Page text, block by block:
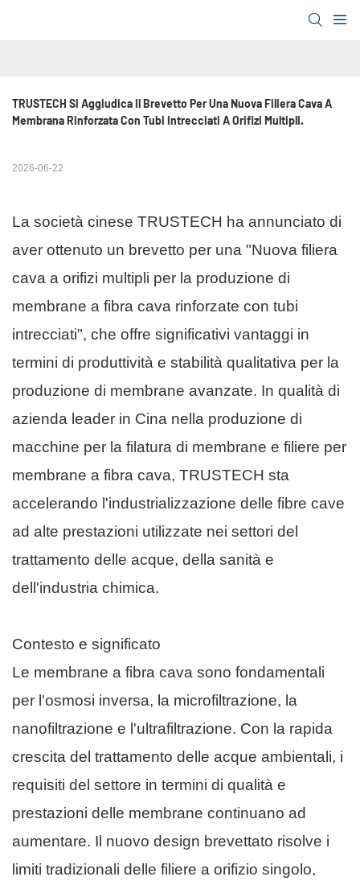
TRUSTECH Si Aggiudica Il Brevetto Per Una Nuova Filiera Cava A
Membrana Rinforzata Con Tubi Intrecciati A Orifizi Multipli.
2026-06-22
La società cinese TRUSTECH ha annunciato di
aver ottenuto un brevetto per una "Nuova filiera
cava a orifizi multipli per la produzione di
membrane a fibra cava rinforzate con tubi
intrecciati", che offre significativi vantaggi in
termini di produttività e stabilità qualitativa per la
produzione di membrane avanzate. In qualità di
azienda leader in Cina nella produzione di
macchine per la filatura di membrane e filiere per
membrane a fibra cava, TRUSTECH sta
accelerando l'industrializzazione delle fibre cave
ad alte prestazioni utilizzate nei settori del
trattamento delle acque, della sanità e
dell'industria chimica.
Contesto e significato
Le membrane a fibra cava sono fondamentali
per l'osmosi inversa, la microfiltrazione, la
nanofiltrazione e l'ultrafiltrazione. Con la rapida
crescita del trattamento delle acque ambientali, i
requisiti del settore in termini di qualità e
prestazioni delle membrane continuano ad
aumentare. Il nuovo design brevettato risolve i
limiti tradizionali delle filiere a orifizio singolo,